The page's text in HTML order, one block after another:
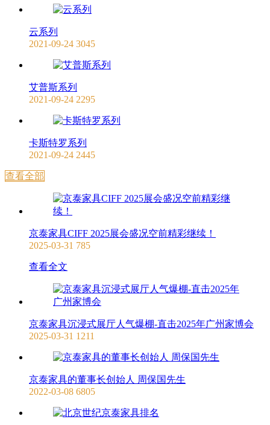
云系列
2021-09-24 3045
艾普斯系列
2021-09-24 2295
卡斯特罗系列
2021-09-24 2445
查看全部
京泰家具CIFF 2025展会盛况空前精彩继续！
2025-03-31 785
查看全文
京泰家具沉浸式展厅人气爆棚-直击2025年广州家博会
2025-03-31 1211
京泰家具的董事长创始人 周保国先生
2022-03-08 6805